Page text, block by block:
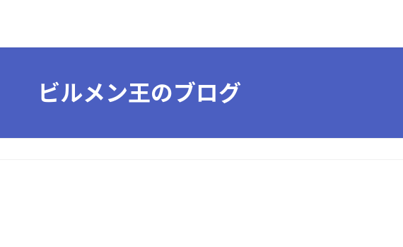
ビルメン王のブログ